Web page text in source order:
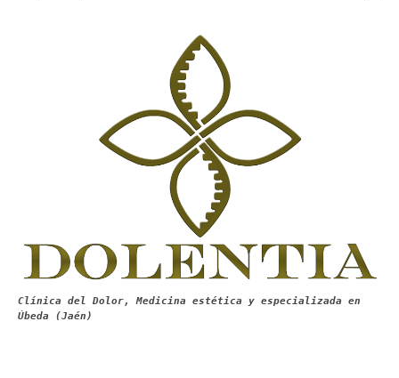
Clínica del Dolor, Medicina estética y especializada en
Úbeda (Jaén)